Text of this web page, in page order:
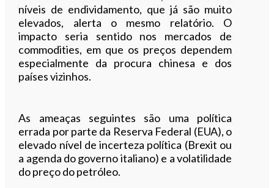
níveis de endividamento, que já são muito
elevados, alerta o mesmo relatório. O
impacto seria sentido nos mercados de
commodities, em que os preços dependem
especialmente da procura chinesa e dos
países vizinhos.
As ameaças seguintes são uma política
errada por parte da Reserva Federal (EUA), o
elevado nível de incerteza política (Brexit ou
a agenda do governo italiano) e a volatilidade
do preço do petróleo.